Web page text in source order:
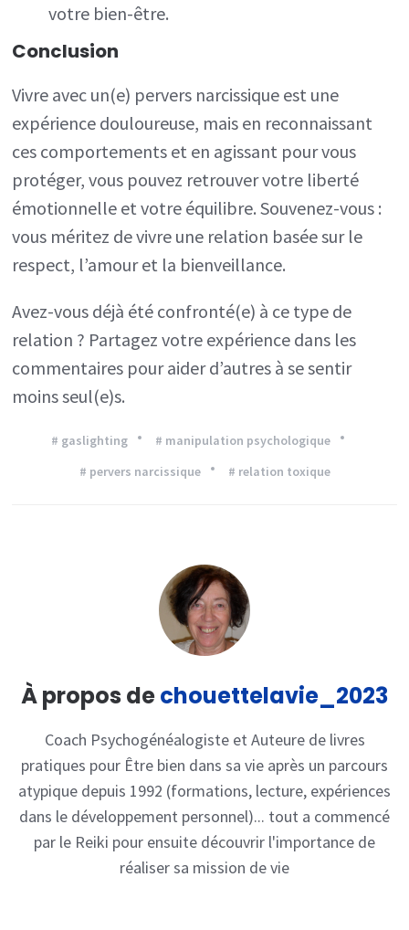
votre bien-être.
Conclusion
Vivre avec un(e) pervers narcissique est une
expérience douloureuse, mais en reconnaissant
ces comportements et en agissant pour vous
protéger, vous pouvez retrouver votre liberté
émotionnelle et votre équilibre. Souvenez-vous :
vous méritez de vivre une relation basée sur le
respect, l’amour et la bienveillance.
Avez-vous déjà été confronté(e) à ce type de
relation ? Partagez votre expérience dans les
commentaires pour aider d’autres à se sentir
moins seul(e)s.
# gaslighting
# manipulation psychologique
# pervers narcissique
# relation toxique
À propos dechouettelavie_2023
Coach Psychogénéalogiste et Auteure de livres
pratiques pour Être bien dans sa vie après un parcours
atypique depuis 1992 (formations, lecture, expériences
dans le développement personnel)... tout a commencé
par le Reiki pour ensuite découvrir l'importance de
réaliser sa mission de vie